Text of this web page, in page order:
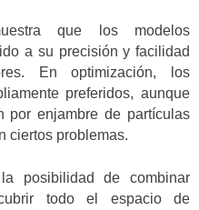
que los modelos
a su precisión y facilidad
En optimización, los
preferidos, aunque
por enjambre de partículas
ciertos problemas.
posibilidad de combinar
todo el espacio de